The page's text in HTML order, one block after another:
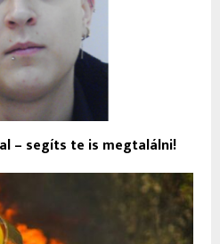
– segíts te is megtalálni!